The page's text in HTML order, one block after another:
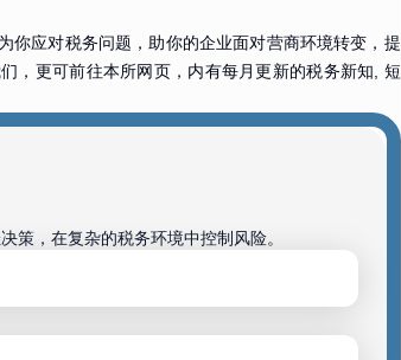
你应对税务问题，助你的企业面对营商环境转变，提
，更可前往本所网页，内有每月更新的税务新知, 短
策，在复杂的税务环境中控制风险。